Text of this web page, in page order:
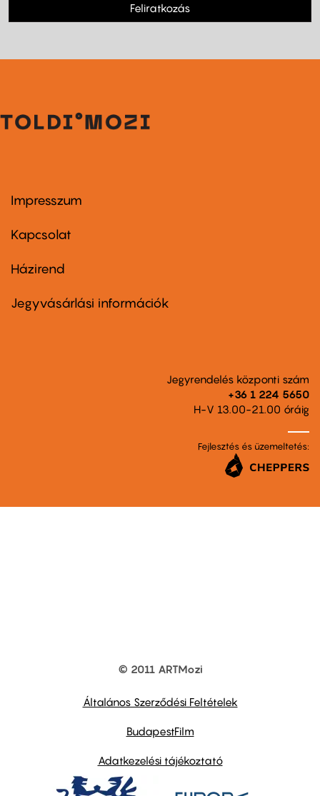
Feliratkozás
Footer
first
Impresszum
Kapcsolat
Footer
second
Házirend
Jegyvásárlási információk
Jegyrendelés központi szám
+36 1 224 5650
H-V 13.00-21.00 óráig
Fejlesztés és üzemeltetés:
© 2011 ARTMozi
Általános Szerződési Feltételek
BudapestFilm
Adatkezelési tájékoztató